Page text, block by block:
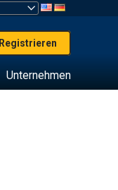
Registrieren
Unternehmen